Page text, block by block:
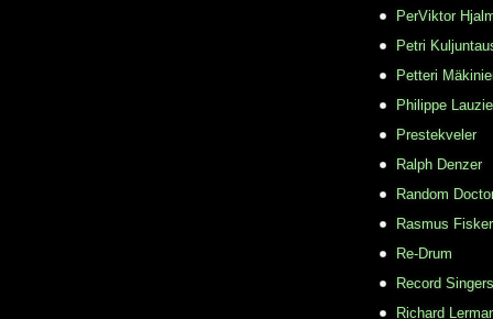
PerViktor
Petri
Petteri
Philippe
Prestekveler
Ralph Denzer
Random
Rasmus Fisker
Re-Drum
Record Singers
Richard